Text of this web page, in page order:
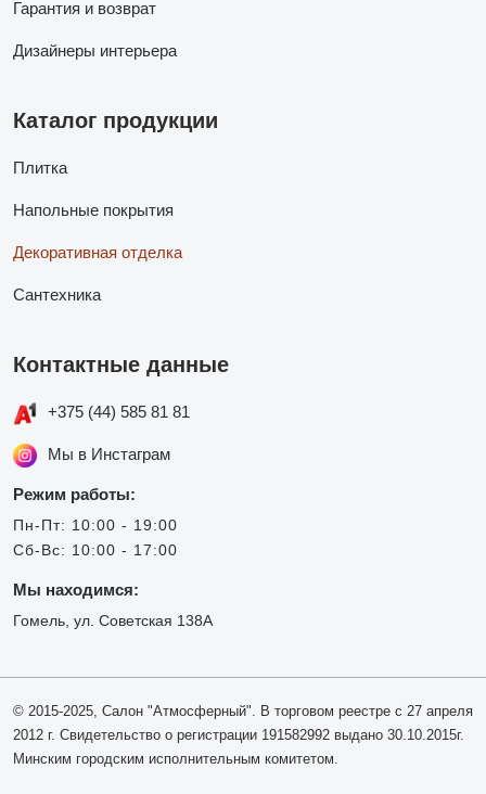
Гарантия и возврат
Дизайнеры интерьера
Каталог продукции
Плитка
Напольные покрытия
Декоративная отделка
Сантехника
Контактные данные
+375 (44) 585 81 81
Мы в Инстаграм
Режим работы:
Пн-Пт: 10:00 - 19:00
Сб-Вс: 10:00 - 17:00
Мы находимся:
Гомель, ул. Советская 138А
© 2015-2025, Салон "Атмосферный". В торговом реестре с 27 апреля
2012 г. Свидетельство о регистрации 191582992 выдано 30.10.2015г.
Минским городским исполнительным комитетом.